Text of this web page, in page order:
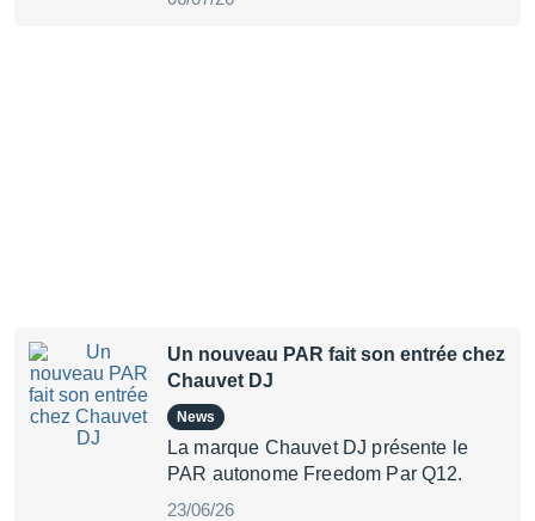
Un nouveau PAR fait son entrée chez
Chauvet DJ
News
La marque Chauvet DJ présente le
PAR autonome Freedom Par Q12.
23/06/26